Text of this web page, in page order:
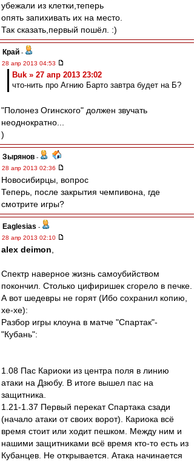
убежали из клетки,теперь
опять запихивать их на место.
Так сказать,первый пошёл. :)
Край -
28 апр 2013 04:53
Buk » 27 апр 2013 23:02
что-нить про Агнию Барто завтра будет на Б?
"Полонез Огинского" должен звучать
неоднократно...
)
Зырянов -
28 апр 2013 02:36
Новосибирцы, вопрос
Теперь, после закрытия чемпивона, где
смотрите игры?
Eaglesias -
28 апр 2013 02:10
alex deimon
Спектр наверное жизнь самоубийством
покончил. Столько цифиришек сгорело в печке.
А вот шедевры не горят (Ибо сохранил копию,
хе-хе):
Разбор игры клоуна в матче "Спартак"-
"Кубань":
1.08 Пас Кариоки из центра поля в линию
атаки на Дзюбу. В итоге вышел пас на
защитника.
1.21-1.37 Первый перекат Спартака сзади
(начало атаки от своих ворот). Кариока всё
время стоит или ходит пешком. Между ним и
нашими защитниками всё время кто-то есть из
Кубанцев. Не открывается. Атака начинается